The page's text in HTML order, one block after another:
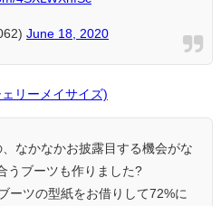
June 18, 2020
リーメイサイズ)
なかなかお披露目する機会がな
うブーツも作りました?
ーツの型紙をお借りして72%に